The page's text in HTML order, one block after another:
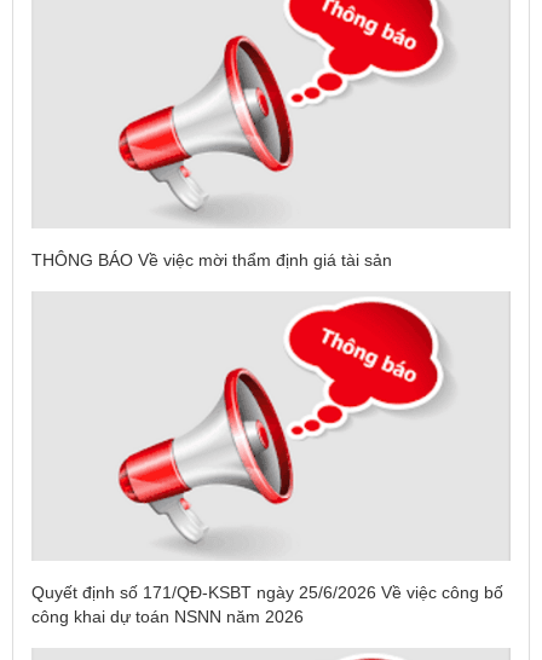
THÔNG BÁO Về việc mời thẩm định giá tài sản
Quyết định số 171/QĐ-KSBT ngày 25/6/2026 Về việc công bố
công khai dự toán NSNN năm 2026